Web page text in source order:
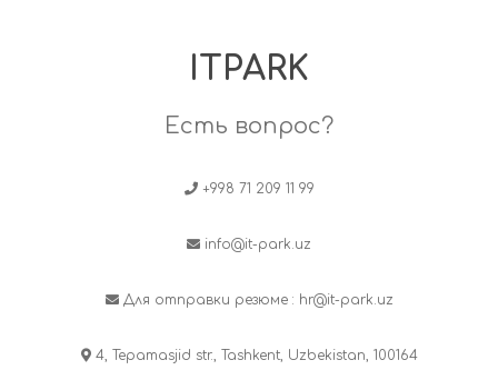
ITPARK
Есть вопрос?
+998 71 209 11 99
info@it-park.uz
Для отправки резюме : hr@it-park.uz
4, Tepamasjid str., Tashkent, Uzbekistan, 100164